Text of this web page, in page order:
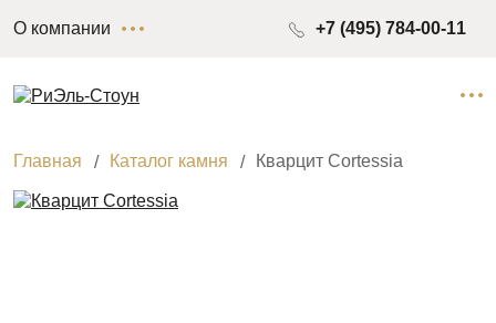
О компании +7 (495) 784-00-11
Главная Каталог камня Кварцит Cortessia